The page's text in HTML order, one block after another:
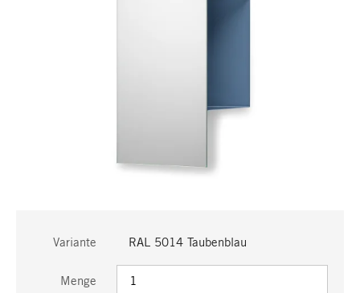
Variante RAL 5014 Taubenblau
Menge